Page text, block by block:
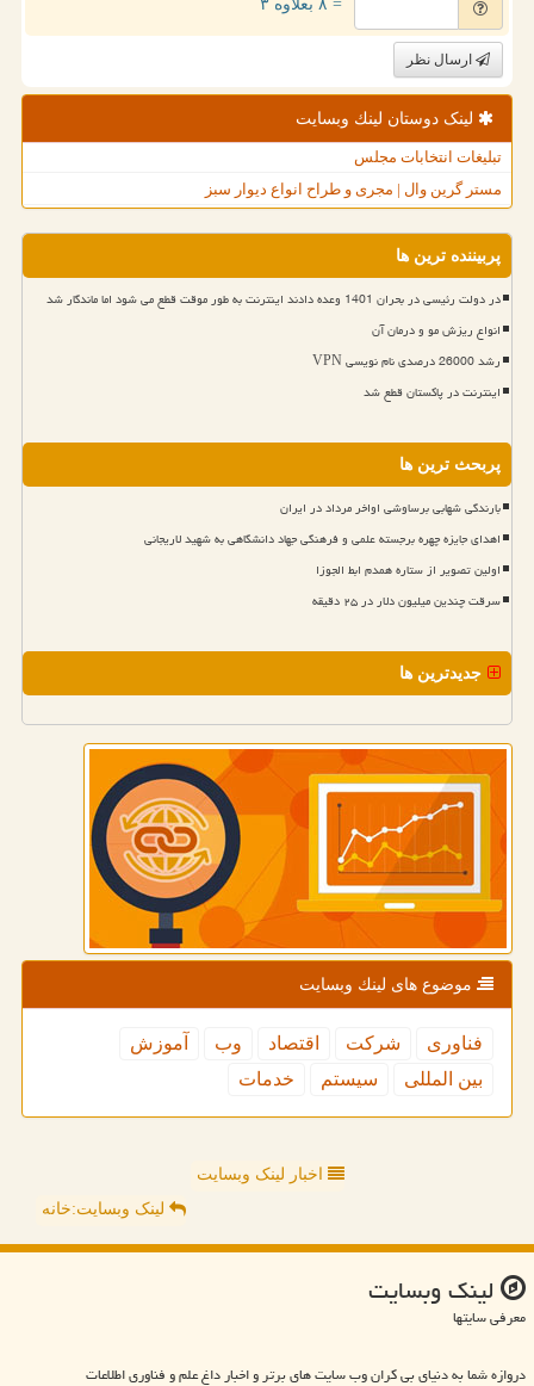
= ۸ بعلاوه ۳
ارسال نظر
لینک دوستان لینك وبسایت
تبلیغات انتخابات مجلس
مستر گرین وال | مجری و طراح انواع دیوار سبز
پربیننده ترین ها
در دولت رئیسی در بحران 1401 وعده دادند اینترنت به طور موقت قطع می شود اما ماندگار شد
انواع ریزش مو و درمان آن
رشد 26000 درصدی نام نویسی VPN
اینترنت در پاکستان قطع شد
پربحث ترین ها
بارندگی شهابی برساوشی اواخر مرداد در ایران
اهدای جایزه چهره برجسته علمی و فرهنگی جهاد دانشگاهی به شهید لاریجانی
اولین تصویر از ستاره همدم ابط الجوزا
سرقت چندین میلیون دلار در ۲۵ دقیقه
جدیدترین ها
موضوع های لینك وبسایت
فناوری شركت اقتصاد وب
آموزش
بین المللی
سیستم خدمات
اخبار لینک وبسایت
لینک وبسایت:خانه
لینك وبسایت
معرفی سایتها
دروازه شما به دنیای بی کران وب سایت های برتر و اخبار داغ علم و فناوری اطلاعات